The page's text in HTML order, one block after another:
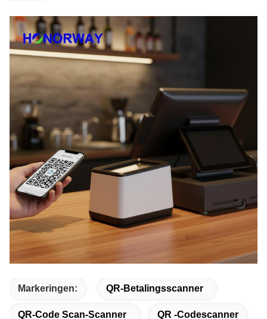
Markeringen: QR-Betalingsscanner
QR-Code Scan-Scanner QR -codescanner